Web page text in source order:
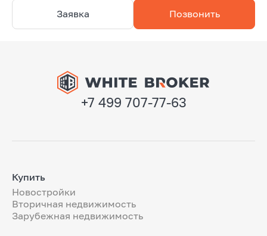
Заявка Позвонить
+7 499 707-77-63
Купить
Новостройки
Вторичная недвижимость
Зарубежная недвижимость